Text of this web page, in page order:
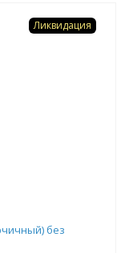
Ликвидация
без